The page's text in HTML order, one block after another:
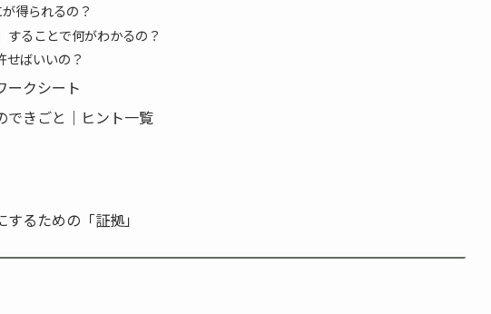
得られるの？
することで何がわかるの？
せばいいの？
ークシート
できごと｜ヒント一覧
るための「証拠」